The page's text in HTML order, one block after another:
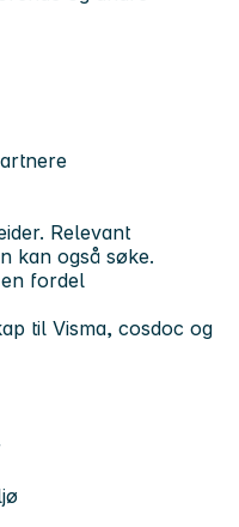
Relevant
kan også søke.
fordel
til Visma, cosdoc og